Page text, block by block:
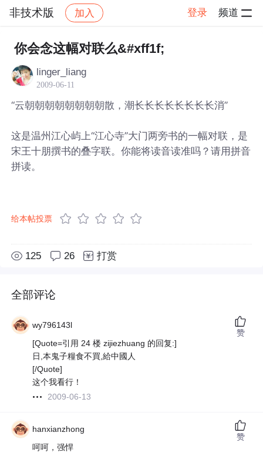
非技术版 加入 登录 频道
社区 非技术版 帖子详情
你会念这幅对联么&#xff1f;
linger_liang
2009-06-11
“云朝朝朝朝朝朝朝朝散，潮长长长长长长长长消”
这是温州江心屿上“江心寺”大门两旁书的一幅对联，是
宋王十朋撰书的叠字联。你能将读音读准吗？请用拼音
拼读。
给本帖投票
125 26 打赏
全部评论
wy796143l
[Quote=引用 24 楼 zijiezhuang 的回复:]
日,本鬼子糧食不買,給中國人
[/Quote]
这个我看行！
2009-06-13
赞
hanxianzhong
呵呵，强悍
赞